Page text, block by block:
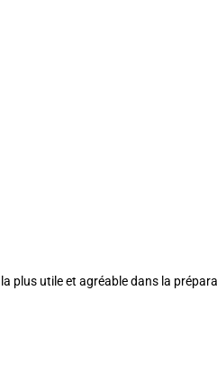
plus utile et agréable dans la